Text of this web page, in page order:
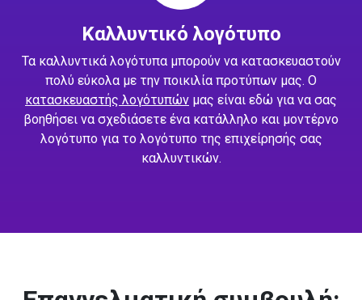
Καλλυντικό λογότυπο
Τα καλλυντικά λογότυπα μπορούν να κατασκευαστούν
πολύ εύκολα με την ποικιλία προτύπων μας. Ο
κατασκευαστής λογότυπών μας είναι εδώ για να σας
βοηθήσει να σχεδιάσετε ένα κατάλληλο και μοντέρνο
λογότυπο για το λογότυπο της επιχείρησής σας
καλλυντικών.